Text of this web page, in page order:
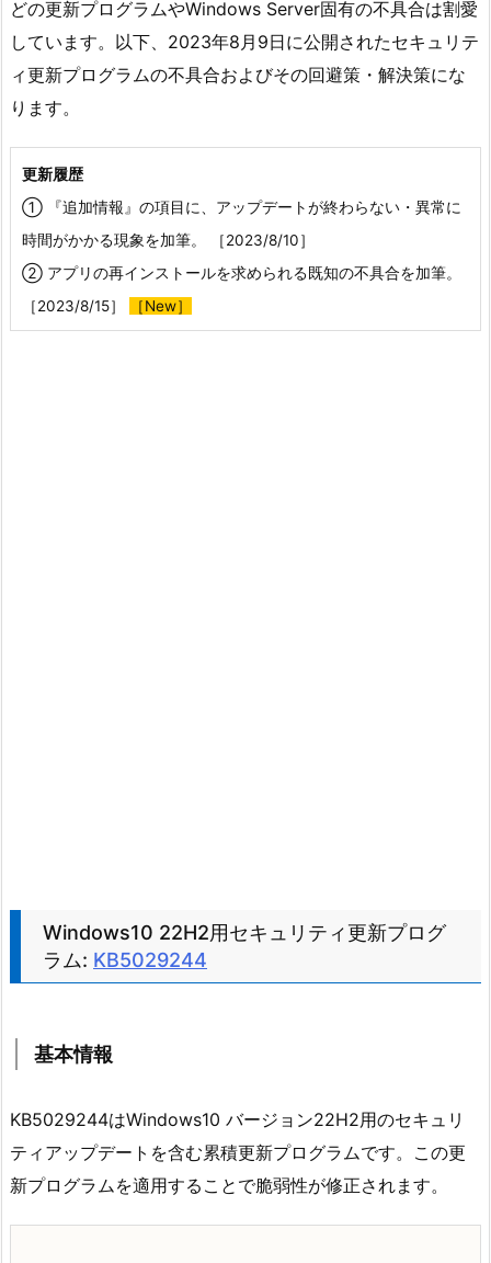
どの更新プログラムやWindows Server固有の不具合は割愛
しています。以下、2023年8月9日に公開されたセキュリテ
ィ更新プログラムの不具合およびその回避策・解決策にな
ります。
更新履歴
① 『追加情報』の項目に、アップデートが終わらない・異常に
時間がかかる現象を加筆。 ［2023/8/10］
② アプリの再インストールを求められる既知の不具合を加筆。
［2023/8/15］
［New］
Windows10 22H2用セキュリティ更新プログ
ラム: KB5029244
基本情報
KB5029244はWindows10 バージョン22H2用のセキュリ
ティアップデートを含む累積更新プログラムです。この更
新プログラムを適用することで脆弱性が修正されます。